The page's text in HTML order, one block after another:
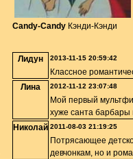
Candy-Candy Кэнди-Кэнди
Лидун 2013-11-15 20:59:42
Классное
Лина
2012-11-12 23:07:48
Мой первый
хуже санта барбары
Николай 2011-08-03 21:19:25
Потрясающее
девчонкам, но и